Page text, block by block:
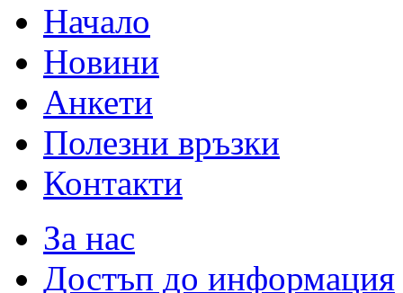
Начало
Новини
Анкети
Полезни връзки
Контакти
За нас
Достъп до информация